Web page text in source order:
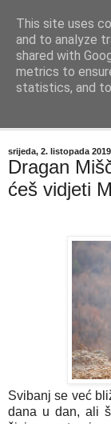
"Kvaka"
Časopis za
srijeda, 2. listopada
Dragan
ćeš vidjeti
Svibanj se već
dana u dan, ali
This site uses
and to analyze
shared with
metrics to
statistics, and